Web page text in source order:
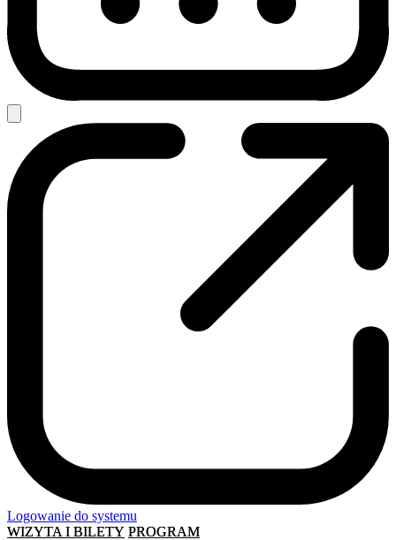
Logowanie do systemu
WIZYTA I BILETY PROGRAM